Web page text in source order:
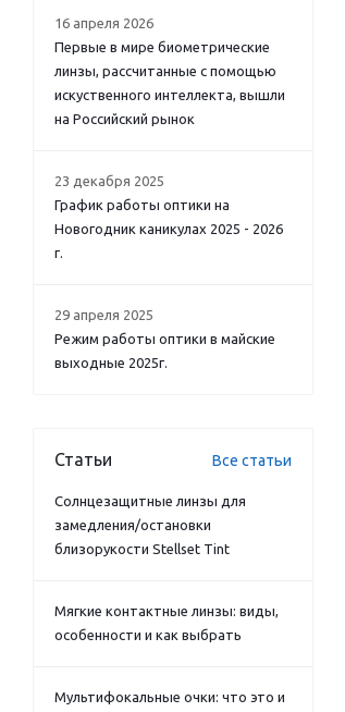
16 апреля 2026
Первые в мире биометрические
линзы, рассчитанные с помощью
искуственного интеллекта, вышли
на Российский рынок
23 декабря 2025
График работы оптики на
Новогодник каникулах 2025 - 2026
г.
29 апреля 2025
Режим работы оптики в майские
выходные 2025г.
Статьи Все статьи
Солнцезащитные линзы для
замедления/остановки
близорукости Stellset Tint
Мягкие контактные линзы: виды,
особенности и как выбрать
Мультифокальные очки: что это и